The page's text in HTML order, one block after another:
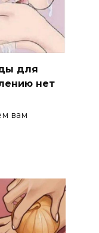
для
нет
вам